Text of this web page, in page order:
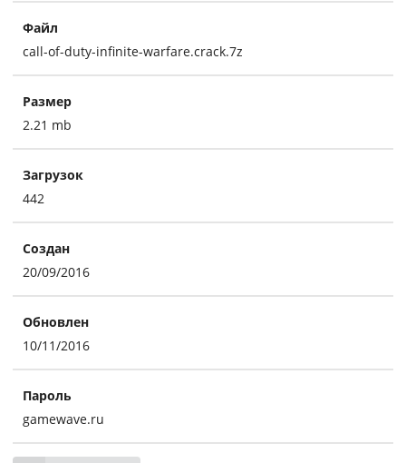
Файл
call-of-duty-infinite-warfare.crack.7z
Размер
2.21 mb
Загрузок
442
Создан
20/09/2016
Обновлен
10/11/2016
Пароль
gamewave.ru